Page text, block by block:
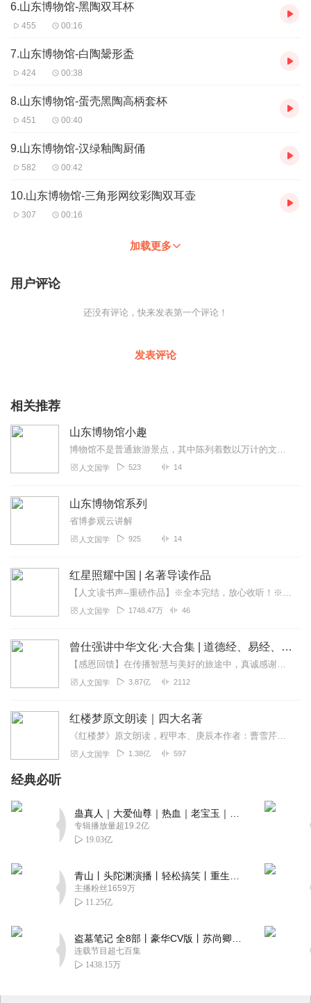
6.山东博物馆-黑陶双耳杯
455 00:16
7.山东博物馆-白陶鬶形盉
424 00:38
8.山东博物馆-蛋壳黑陶高柄套杯
451 00:40
9.山东博物馆-汉绿釉陶厨俑
582 00:42
10.山东博物馆-三角形网纹彩陶双耳壶
307 00:16
加载更多
用户评论
还没有评论，快来发表第一个评论！
发表评论
相关推荐
山东博物馆小趣
博物馆不是普通旅游景点，其中陈列着数以万计的文物，背后藏着丰富的文化内容，如果参观博物馆前不认真准备一番，只是匆匆走过，难免像看了一堆陈旧物品的文化邮差，参观博...
人文国学 523 14
山东博物馆系列
省博参观云讲解
人文国学 925 14
红星照耀中国 | 名著导读作品
【人文读书声--重磅作品】※全本完结，放心收听！※八年级（上）语文教科书名著导读指定作品，同名有声书！※著名翻译家董乐山先生权威中文译本！※人民文学出版...
人文国学 1748.47万 46
曾仕强讲中华文化·大合集 | 道德经、易经、三国演义中的国学
【感恩回馈】在传播智慧与美好的旅途中，真诚感谢每一位伙伴的温暖陪伴与鼎力支持！欢迎曾仕强学堂粉丝听友们入群交流，更多新鲜玩法和福利活动等你！添加微信：zengf...
人文国学 3.87亿 2112
红楼梦原文朗读｜四大名著
《红楼梦》原文朗读，程甲本、庚辰本作者：曹雪芹，朗读：白云出岫、蓝色百合《红楼梦》程甲本和庚辰本是该书两大重要版本。程甲本由程伟元和高鹗于乾隆五十六年（1791...
人文国学 1.38亿 597
经典必听
专辑播放量超19.2亿
19.03亿
主播粉丝1659万
11.25亿
连载节目超七百集
1438.15万